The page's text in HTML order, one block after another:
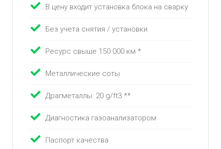
В цену входит установка блока на сварку
Без учета снятия / установки
Ресурс свыше 150 000 км *
Металлические соты
Драгметаллы: 20 g/ft3 **
Диагностика газоанализатором
Паспорт качества